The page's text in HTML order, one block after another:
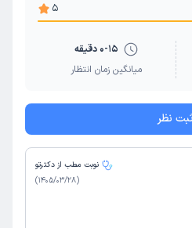
5
0-15 دقیقه
میانگین زمان انتظار
نظر
نوبت مطب از دکترتو
(
1405/03/28
)